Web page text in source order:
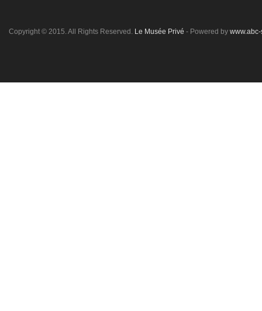
Copyright © 2015. All Rights Reserved. Le Musée Privé - Powered by